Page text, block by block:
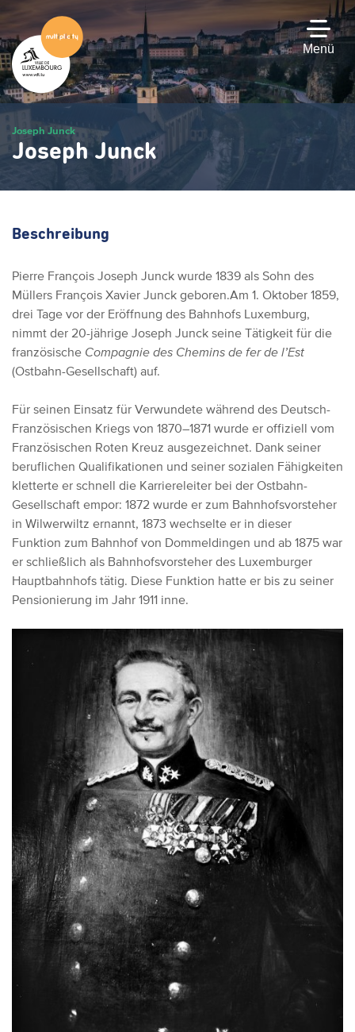
Hauptinhalt
gehen
Menü
Joseph Junck
Joseph Junck
Beschreibung
Pierre François Joseph Junck wurde 1839 als Sohn des
Müllers François Xavier Junck geboren.Am 1. Oktober 1859,
drei Tage vor der Eröffnung des Bahnhofs Luxemburg,
nimmt der 20-jährige Joseph Junck seine Tätigkeit für die
französische Compagnie des Chemins de fer de l’Est
(Ostbahn-Gesellschaft) auf.
Für seinen Einsatz für Verwundete während des Deutsch-
Französischen Kriegs von 1870–1871 wurde er offiziell vom
Französischen Roten Kreuz ausgezeichnet. Dank seiner
beruflichen Qualifikationen und seiner sozialen Fähigkeiten
kletterte er schnell die Karriereleiter bei der Ostbahn-
Gesellschaft empor: 1872 wurde er zum Bahnhofsvorsteher
in Wilwerwiltz ernannt, 1873 wechselte er in dieser
Funktion zum Bahnhof von Dommeldingen und ab 1875 war
er schließlich als Bahnhofsvorsteher des Luxemburger
Hauptbahnhofs tätig. Diese Funktion hatte er bis zu seiner
Pensionierung im Jahr 1911 inne.